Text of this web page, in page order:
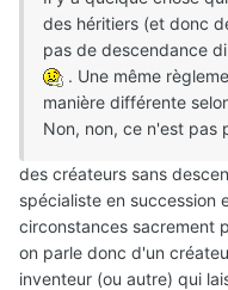
des héritiers (et donc
pas de descendance
. Une même
manière différente
Non, non, ce n'est pas
des créateurs sans
spécialiste en succession
circonstances sacrement
on parle donc d'un
inventeur (ou autre) qui